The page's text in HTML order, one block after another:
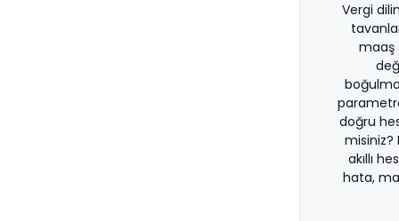
Vergi
maaş
doğru
misiniz?
akıllı
hata,